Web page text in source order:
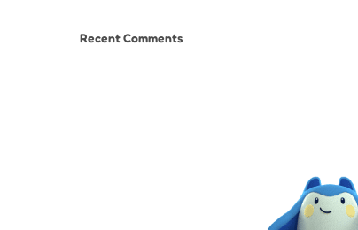
Recent Comments